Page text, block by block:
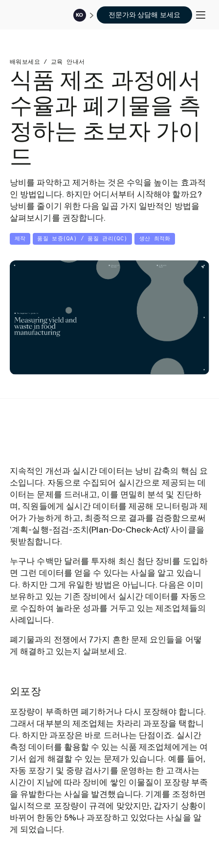
KO 전문가와 상담해 보세요
배워보세요 / 교육 안내서
식품 제조 과정에서
수율과 폐기물을 측
정하는 초보자 가이
드
낭비를 파악하고 제거하는 것은 수익을 높이는 효과적
인 방법입니다. 하지만 어디서부터 시작해야 할까요?
낭비를 줄이기 위한 다음 일곱 가지 일반적인 방법을
살펴보시기를 권장합니다.
제작 품질 보증(QA) / 품질 관리(QC) 생산 최적화
지속적인 개선과 실시간 데이터는 낭비 감축의 핵심 요
소입니다. 자동으로 수집되어 실시간으로 제공되는 데
이터는 문제를 드러내고, 이를 면밀히 분석 및 진단하
며, 직원들에게 실시간 데이터를 제공해 모니터링과 제
어가 가능하게 하고, 최종적으로 결과를 검증함으로써
‘계획-실행-점검-조치(Plan-Do-Check-Act)’ 사이클을
뒷받침합니다.
누구나 수백만 달러를 투자해 최신 첨단 장비를 도입하
면 그런 데이터를 얻을 수 있다는 사실을 알고 있습니
다. 하지만 그게 유일한 방법은 아닙니다. 다음은 이미
보유하고 있는 기존 장비에서 실시간 데이터를 자동으
로 수집하여 놀라운 성과를 거두고 있는 제조업체들의
사례입니다.
폐기물과의 전쟁에서 7가지 흔한 문제 요인들을 어떻
게 해결하고 있는지 살펴보세요.
외포장
포장량이 부족하면 폐기하거나 다시 포장해야 합니다.
그래서 대부분의 제조업체는 차라리 과포장을 택합니
다. 하지만 과포장은 바로 드러나는 단점이죠. 실시간
측정 데이터를 활용할 수 있는 식품 제조업체에게는 여
기서 쉽게 해결할 수 있는 문제가 있습니다. 예를 들어,
자동 포장기 및 중량 검사기를 운영하는 한 고객사는
시간이 지남에 따라 장비에 쌓인 이물질이 포장량 부족
을 유발한다는 사실을 발견했습니다. 기계를 조정하면
일시적으로 포장량이 규격에 맞았지만, 갑자기 상황이
바뀌어 한동안 5%나 과포장하고 있었다는 사실을 알
게 되었습니다.